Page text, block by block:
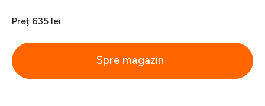
Preț 635 lei
Spre magazin